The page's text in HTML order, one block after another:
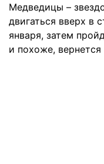
Медведицы –
двигаться вверх в
января, затем
и похоже,